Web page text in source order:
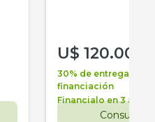
U$ 120.000
30% de entrega +
financiación
Financialo en 3 años
Consultar